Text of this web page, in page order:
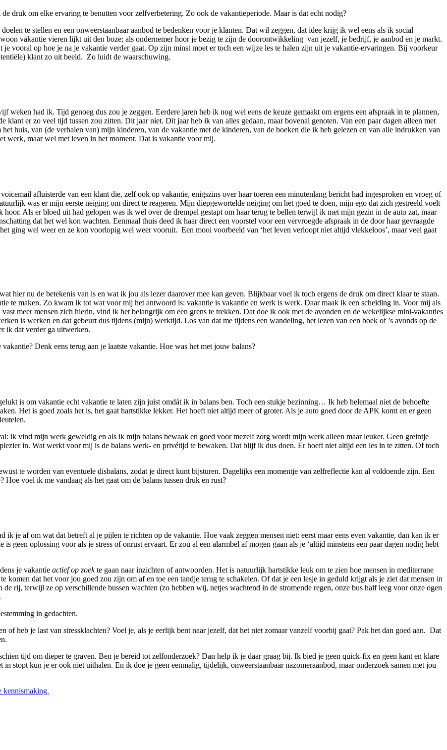
druk om elke ervaring te benutten voor zelfverbetering. Zo ook de vakantieperiode. Maar is dat echt nodig?
te stellen en een onweerstaanbaar aanbod te bedenken voor je klanten. Dat wil zeggen, dat idee krijg ik wel eens als ik social
vakantie vieren lijkt uit den boze; als ondernemer hoor je bezig te zijn de doorontwikkeling van jezelf, je bedrijf, je aanbod en je markt.
je vooral op hoe je na je vakantie verder gaat. Op zijn minst moet er toch een wijze les te halen zijn uit je vakantie-ervaringen. Bij voorkeur
klant zo uit beeld. Zo luidt de waarschuwing.
weken had ik. Tijd genoeg dus zou je zeggen. Eerdere jaren heb ik nog wel eens de keuze gemaakt om ergens een afspraak in te plannen,
klant er zo veel tijd tussen zou zitten. Dit jaar niet. Dit jaar heb ik van alles gedaan, maar bovenal genoten. Van een paar dagen alleen met
huis, van (de verhalen van) mijn kinderen, van de vakantie met de kinderen, van de boeken die ik heb gelezen en van alle indrukken van
werk, maar wel met leven in het moment. Dat is vakantie voor mij.
afluisterde van een klant die, zelf ook op vakantie, enigszins over haar toeren een minutenlang bericht had ingesproken en vroeg of
was er mijn eerste neiging om direct te reageren. Mijn diepgewortelde neiging om het goed te doen, mijn ego dat zich gestreeld voelt
hoor. Als er bloed uit had gelopen was ik wel over de drempel gestapt om haar terug te bellen terwijl ik met mijn gezin in de auto zat, maar
dat het wel kon wachten. Eenmaal thuis deed ik haar direct een voorstel voor een vervroegde afspraak in de door haar gevraagde
ging wel weer en ze kon voorlopig wel weer vooruit. Een mooi voorbeeld van ‘het leven verloopt niet altijd vlekkeloos’, maar veel gaat
hier nu de betekenis van is en wat ik jou als lezer daarover mee kan geven. Blijkbaar voel ik toch ergens de druk om direct klaar te staan.
te maken. Zo kwam ik tot wat voor mij het antwoord is: vakantie is vakantie en werk is werk. Daar maak ik een scheiding in. Voor mij als
meer mensen zich hierin, vind ik het belangrijk om een grens te trekken. Dat doe ik ook met de avonden en de wekelijkse mini-vakanties
is werken en dat gebeurt dus tijdens (mijn) werktijd. Los van dat me tijdens een wandeling, het lezen van een boek of ’s avonds op de
ik dat verder ga uitwerken.
Denk eens terug aan je laatste vakantie. Hoe was het met jouw balans?
is om vakantie echt vakantie te laten zijn juist omdát ik in balans ben. Toch een stukje bezinning… Ik heb helemaal niet de behoefte
Het is goed zoals het is, het gaat hartstikke lekker. Het hoeft niet altijd meer of groter. Als je auto goed door de APK komt en er geen
ik vind mijn werk geweldig en als ik mijn balans bewaak en goed voor mezelf zorg wordt mijn werk alleen maar leuker. Geen greintje
in. Wat werkt voor mij is de balans werk- en privétijd te bewaken. Dat blijf ik dus doen. Er hoeft niet altijd een les in te zitten. Of toch
te worden van eventuele disbalans, zodat je direct kunt bijsturen. Dagelijks een momentje van zelfreflectie kan al voldoende zijn. Een
voel ik me vandaag als het gaat om de balans tussen druk en rust?
ik je af om wat dat betreft al je pijlen te richten op de vakantie. Hoe vaak zeggen mensen niet: eerst maar eens even vakantie, dan kan ik er
geen oplossing voor als je stress of onrust ervaart. Er zou al een alarmbel af mogen gaan als je ‘altijd minstens een paar dagen nodig hebt
je vakantie actief op zoekte gaan naar inzichten of antwoorden. Het is natuurlijk hartstikke leuk om te zien hoe mensen in mediterrane
komen dat het voor jou goed zou zijn om af en toe een tandje terug te schakelen. Of dat je een lesje in geduld krijgt als je ziet dat mensen in
rij, terwijl ze op verschillende bussen wachten (zo hebben wij, netjes wachtend in de stromende regen, onze bus half leeg voor onze ogen
in gedachten.
of heb je last van stressklachten? Voel je, als je eerlijk bent naar jezelf, dat het niet zomaar vanzelf voorbij gaat? Pak het dan goed aan. Dat
tijd om dieper te graven. Ben je bereid tot zelfonderzoek? Dan help ik je daar graag bij. Ik bied je geen quick-fix en geen kant en klare
stopt kun je er ook niet uithalen. En ik doe je geen eenmalig, tijdelijk, onweerstaanbaar nazomeraanbod, maar onderzoek samen met jou
kennismaking.